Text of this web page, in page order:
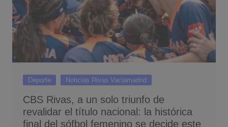
Deporte Noticias Rivas Vaciamadrid
CBS Rivas, a un solo triunfo de
revalidar el título nacional: la histórica
final del sófbol femenino se decide este